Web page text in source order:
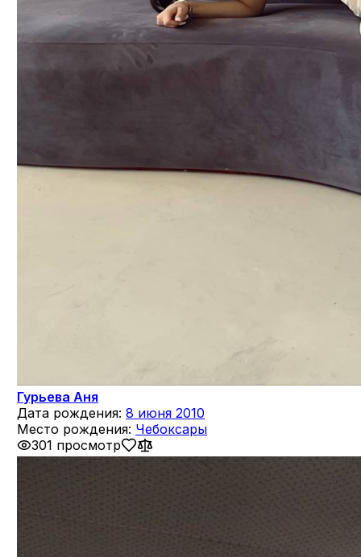
Гурьева Аня
Дата рождения: 8 июня 2010
Место рождения: Чебоксары
301 просмотр